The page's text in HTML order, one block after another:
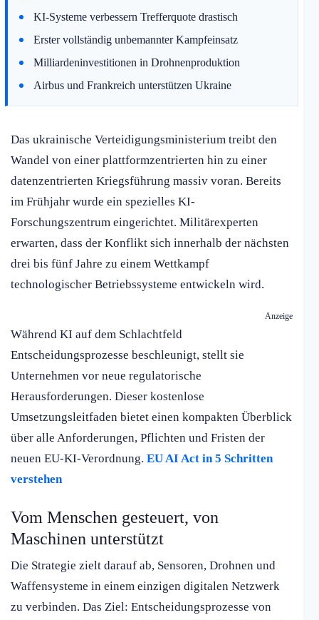
KI-Systeme verbessern Trefferquote drastisch
Erster vollständig unbemannter Kampfeinsatz
Milliardeninvestitionen in Drohnenproduktion
Airbus und Frankreich unterstützen Ukraine
Das ukrainische Verteidigungsministerium treibt den
Wandel von einer plattformzentrierten hin zu einer
datenzentrierten Kriegsführung massiv voran. Bereits
im Frühjahr wurde ein spezielles KI-
Forschungszentrum eingerichtet. Militärexperten
erwarten, dass der Konflikt sich innerhalb der nächsten
drei bis fünf Jahre zu einem Wettkampf
technologischer Betriebssysteme entwickeln wird.
Anzeige
Während KI auf dem Schlachtfeld
Entscheidungsprozesse beschleunigt, stellt sie
Unternehmen vor neue regulatorische
Herausforderungen. Dieser kostenlose
Umsetzungsleitfaden bietet einen kompakten Überblick
über alle Anforderungen, Pflichten und Fristen der
neuen EU-KI-Verordnung. EU AI Act in 5 Schritten
verstehen
Vom Menschen gesteuert, von
Maschinen unterstützt
Die Strategie zielt darauf ab, Sensoren, Drohnen und
Waffensysteme in einem einzigen digitalen Netzwerk
zu verbinden. Das Ziel: Entscheidungsprozesse von